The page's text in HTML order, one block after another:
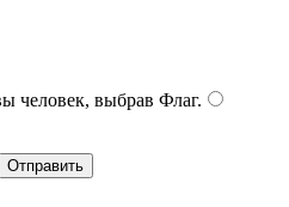
человек, выбрав Флаг.